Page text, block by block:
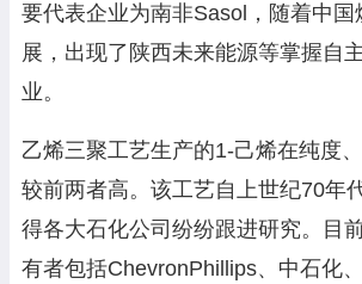
要代表企业为南非Sasol，随着中
展，出现了陕西未来能源等掌握自
业。
乙烯三聚工艺生产的1-己烯在纯度
较前两者高。该工艺自上世纪70年
得各大石化公司纷纷跟进研究。目
有者包括ChevronPhillips、中石化、